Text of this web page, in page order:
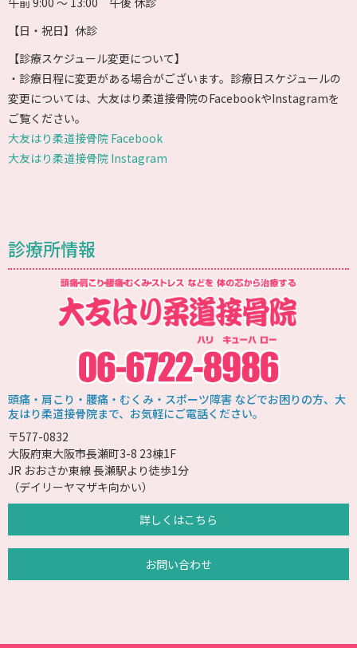
【日・祝日】休診
【診療スケジュール変更について】
・診療日程に変更がある場合がございます。診療日スケジュールの
変更については、大友はり柔道接骨院のFacebookやInstagramを
ご覧ください。
大友はり柔道接骨院 Facebook
大友はり柔道接骨院 Instagram
診療所情報
頭痛・肩こり・腰痛・むくみ・スポーツ障害 などでお困りの方、大
友はり柔道接骨院まで、お気軽にご電話ください。
〒577-0832
大阪府東大阪市長瀬町3-8 23棟1F
JR おおさか東線 長瀬駅より徒歩1分
（デイリーヤマザキ向かい）
詳しくはこちら
お問い合わせ